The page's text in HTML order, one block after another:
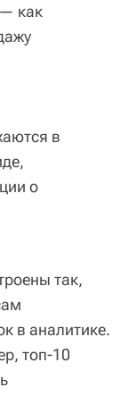
как
в
о
так,
в аналитике.
топ-10